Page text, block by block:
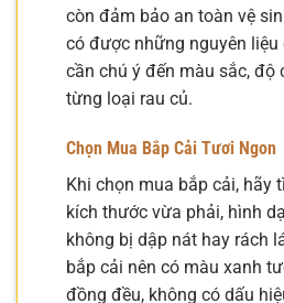
còn đảm bảo an toàn vệ
có được những nguyên liệu
cần chú ý đến màu sắc, độ
từng loại rau củ.
Chọn Mua Bắp Cải Tươi Ngon
Khi chọn mua bắp cải, hãy
kích thước vừa phải, hình
không bị dập nát hay rách
bắp cải nên có màu xanh
đồng đều, không có dấu